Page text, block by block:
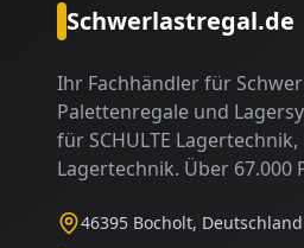
Schwerlastregal.de
Ihr Fachhändler für
Palettenregale und
für SCHULTE
Lagertechnik. Über 67.000
46395 Bocholt, Deutschland